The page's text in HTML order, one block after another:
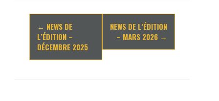
Navigation
d'article
← NEWS DE
L’ÉDITION –
DÉCEMBRE 2025
NEWS DE L’ÉDITION
– MARS 2026 →